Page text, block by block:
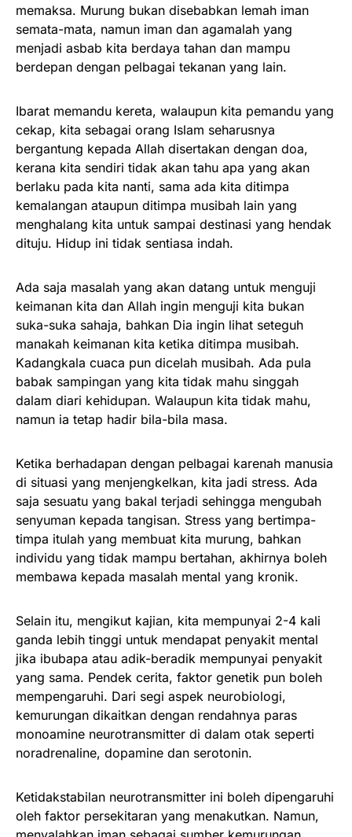
memaksa. Murung bukan disebabkan lemah iman
semata-mata, namun iman dan agamalah yang
menjadi asbab kita berdaya tahan dan mampu
berdepan dengan pelbagai tekanan yang lain.
Ibarat memandu kereta, walaupun kita pemandu yang
cekap, kita sebagai orang Islam seharusnya
bergantung kepada Allah disertakan dengan doa,
kerana kita sendiri tidak akan tahu apa yang akan
berlaku pada kita nanti, sama ada kita ditimpa
kemalangan ataupun ditimpa musibah lain yang
menghalang kita untuk sampai destinasi yang hendak
dituju. Hidup ini tidak sentiasa indah.
Ada saja masalah yang akan datang untuk menguji
keimanan kita dan Allah ingin menguji kita bukan
suka-suka sahaja, bahkan Dia ingin lihat seteguh
manakah keimanan kita ketika ditimpa musibah.
Kadangkala cuaca pun dicelah musibah. Ada pula
babak sampingan yang kita tidak mahu singgah
dalam diari kehidupan. Walaupun kita tidak mahu,
namun ia tetap hadir bila-bila masa.
Ketika berhadapan dengan pelbagai karenah manusia
di situasi yang menjengkelkan, kita jadi stress. Ada
saja sesuatu yang bakal terjadi sehingga mengubah
senyuman kepada tangisan. Stress yang bertimpa-
timpa itulah yang membuat kita murung, bahkan
individu yang tidak mampu bertahan, akhirnya boleh
membawa kepada masalah mental yang kronik.
Selain itu, mengikut kajian, kita mempunyai 2-4 kali
ganda lebih tinggi untuk mendapat penyakit mental
jika ibubapa atau adik-beradik mempunyai penyakit
yang sama. Pendek cerita, faktor genetik pun boleh
mempengaruhi. Dari segi aspek neurobiologi,
kemurungan dikaitkan dengan rendahnya paras
monoamine neurotransmitter di dalam otak seperti
noradrenaline, dopamine dan serotonin.
Ketidakstabilan neurotransmitter ini boleh dipengaruhi
oleh faktor persekitaran yang menakutkan. Namun,